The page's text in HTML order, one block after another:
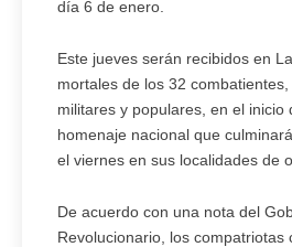
día 6 de enero.
Este jueves serán recibidos en
mortales de los 32
militares y populares, en el inicio
homenaje nacional que
el viernes en sus localidades de
De acuerdo con una nota del
Revolucionario, los compatriotas